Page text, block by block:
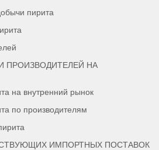
пирита
ПРОИЗВОДИТЕЛЕЙ НА
на внутренний рынок
по производителям
ИМПОРТНЫХ ПОСТАВОК